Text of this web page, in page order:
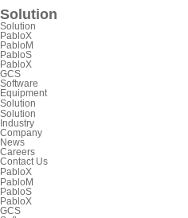
Solution
Solution
PabloX
PabloM
PabloS
PabloX
GCS
Software
Equipment
Solution
Solution
Industry
Company
News
Careers
Contact Us
PabloX
PabloM
PabloS
PabloX
GCS